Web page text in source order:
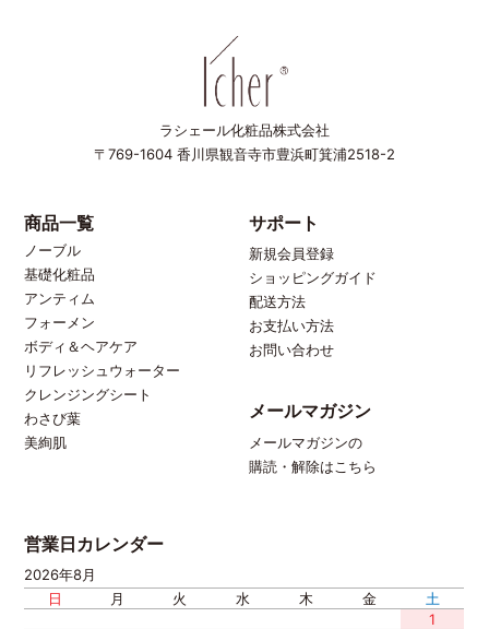
ラシェール化粧品株式会社
〒769-1604 香川県観音寺市豊浜町箕浦2518-2
商品一覧
ノーブル
基礎化粧品
アンティム
フォーメン
ボディ＆ヘアケア
リフレッシュウォーター
クレンジングシート
わさび葉
美絢肌
サポート
新規会員登録
ショッピングガイド
配送方法
お支払い方法
お問い合わせ
メールマガジン
メールマガジンの
購読・解除はこちら
営業日カレンダー
2026年8月
日
月 火 水 木 金
土
1